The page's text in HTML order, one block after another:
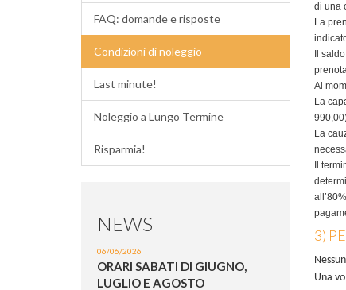
FAQ: domande e risposte
Condizioni di noleggio
Last minute!
Noleggio a Lungo Termine
Risparmia!
NEWS
06/06/2026
ORARI SABATI DI GIUGNO,
LUGLIO E AGOSTO
di una
La
Il
Al
La
La
Il
3)
Una